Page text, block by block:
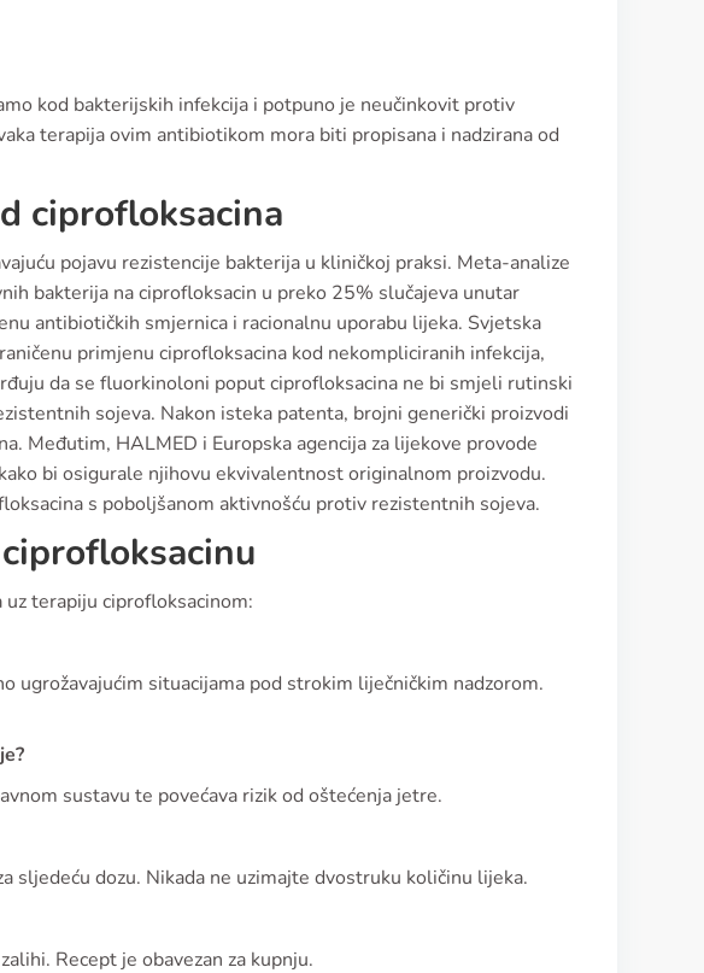
kod bakterijskih infekcija i potpuno je neučinkovit protiv
terapija ovim antibiotikom mora biti propisana i nadzirana od
ciprofloksacina
pojavu rezistencije bakterija u kliničkoj praksi. Meta-analize
bakterija na ciprofloksacin u preko 25% slučajeva unutar
antibiotičkih smjernica i racionalnu uporabu lijeka. Svjetska
primjenu ciprofloksacina kod nekompliciranih infekcija,
da se fluorkinoloni poput ciprofloksacina ne bi smjeli rutinski
sojeva. Nakon isteka patenta, brojni generički proizvodi
Međutim, HALMED i Europska agencija za lijekove provode
bi osigurale njihovu ekvivalentnost originalnom proizvodu.
s poboljšanom aktivnošću protiv rezistentnih sojeva.
terapiju ciprofloksacinom:
ugrožavajućim situacijama pod strokim liječničkim nadzorom.
sustavu te povećava rizik od oštećenja jetre.
dozu. Nikada ne uzimajte dvostruku količinu lijeka.
Recept je obavezan za kupnju.